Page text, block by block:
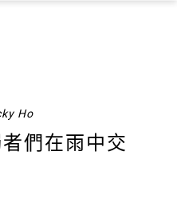
Ho
們在雨中交